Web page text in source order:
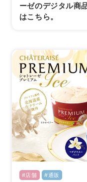
ーゼのデジタル商
はこちら。
#店舗 #通販